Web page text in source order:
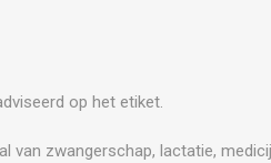
op het etiket.
van zwangerschap, lactatie,